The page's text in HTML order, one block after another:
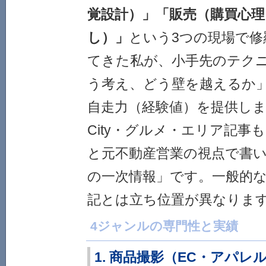
覚設計）」「販売（購買心
し）」
という3つの現場で
てきた私が、小手先のテク
う考え、どう壁を越えるか
自走力（経験値）を提供し
City・グルメ・エリア記事
と元不動産営業の視点で書
の一次情報」です。一般的
記とは立ち位置が異なりま
4ジャンルの専門性と実績
1. 商品撮影（EC・アパレ